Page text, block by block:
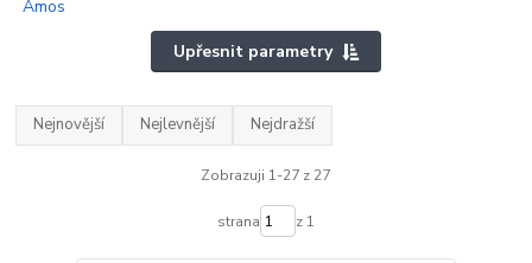
Upřesnit parametry
Nejnovější Nejlevnější Nejdražší
Zobrazuji 1-27 z 27
strana z 1